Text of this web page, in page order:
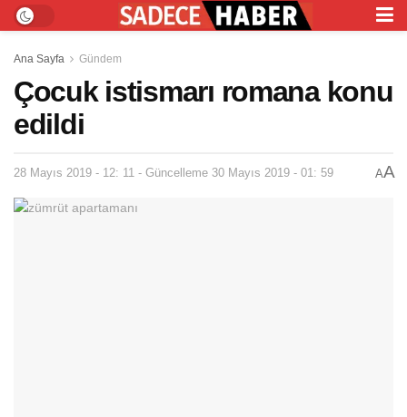
Ana Sayfa Gündem
Çocuk istismarı romana konu
edildi
28 Mayıs 2019 - 12: 11 - Güncelleme 30 Mayıs 2019 - 01: 59 AA